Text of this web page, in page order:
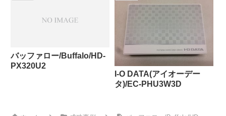
バッファロー/Buffalo/HD-
PX320U2
I-O DATA(アイオーデー
タ)/EC-PHU3W3D